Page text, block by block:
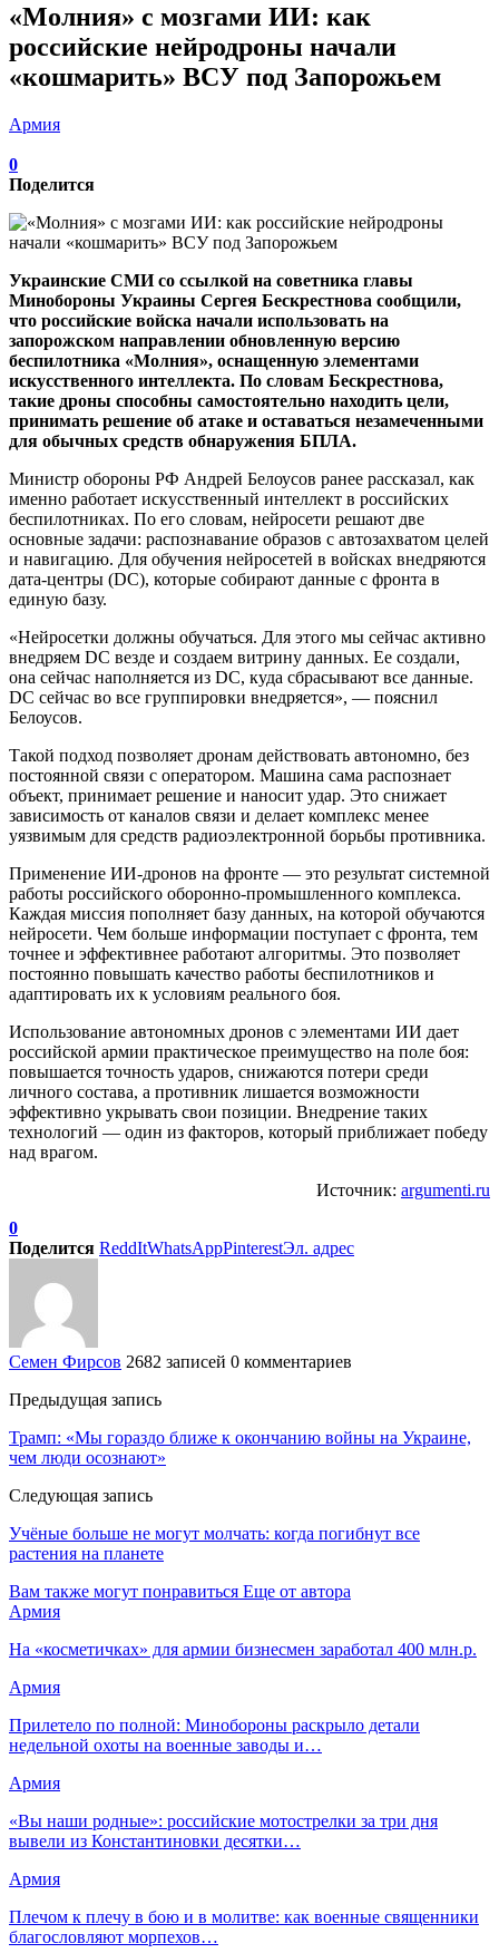
«Молния» с мозгами ИИ: как
российские нейродроны начали
«кошмарить» ВСУ под Запорожьем
Армия
0
Поделится
Украинские СМИ со ссылкой на советника главы
Минобороны Украины Сергея Бескрестнова сообщили,
что российские войска начали использовать на
запорожском направлении обновленную версию
беспилотника «Молния», оснащенную элементами
искусственного интеллекта. По словам Бескрестнова,
такие дроны способны самостоятельно находить цели,
принимать решение об атаке и оставаться незамеченными
для обычных средств обнаружения БПЛА.
Министр обороны РФ Андрей Белоусов ранее рассказал, как
именно работает искусственный интеллект в российских
беспилотниках. По его словам, нейросети решают две
основные задачи: распознавание образов с автозахватом целей
и навигацию. Для обучения нейросетей в войсках внедряются
дата-центры (DC), которые собирают данные с фронта в
единую базу.
«Нейросетки должны обучаться. Для этого мы сейчас активно
внедряем DC везде и создаем витрину данных. Ее создали,
она сейчас наполняется из DC, куда сбрасывают все данные.
DC сейчас во все группировки внедряется», — пояснил
Белоусов.
Такой подход позволяет дронам действовать автономно, без
постоянной связи с оператором. Машина сама распознает
объект, принимает решение и наносит удар. Это снижает
зависимость от каналов связи и делает комплекс менее
уязвимым для средств радиоэлектронной борьбы противника.
Применение ИИ-дронов на фронте — это результат системной
работы российского оборонно-промышленного комплекса.
Каждая миссия пополняет базу данных, на которой обучаются
нейросети. Чем больше информации поступает с фронта, тем
точнее и эффективнее работают алгоритмы. Это позволяет
постоянно повышать качество работы беспилотников и
адаптировать их к условиям реального боя.
Использование автономных дронов с элементами ИИ дает
российской армии практическое преимущество на поле боя:
повышается точность ударов, снижаются потери среди
личного состава, а противник лишается возможности
эффективно укрывать свои позиции. Внедрение таких
технологий — один из факторов, который приближает победу
над врагом.
Источник: argumenti.ru
0
Поделится ReddItWhatsAppPinterestЭл. адрес
Семен Фирсов 2682 записей 0 комментариев
Предыдущая запись
Трамп: «Мы гораздо ближе к окончанию войны на Украине,
чем люди осознают»
Следующая запись
Учёные больше не могут молчать: когда погибнут все
растения на планете
Вам также могут понравиться Еще от автора
Армия
На «косметичках» для армии бизнесмен заработал 400 млн.р.
Армия
Прилетело по полной: Минобороны раскрыло детали
недельной охоты на военные заводы и…
Армия
«Вы наши родные»: российские мотострелки за три дня
вывели из Константиновки десятки…
Армия
Плечом к плечу в бою и в молитве: как военные священники
благословляют морпехов…